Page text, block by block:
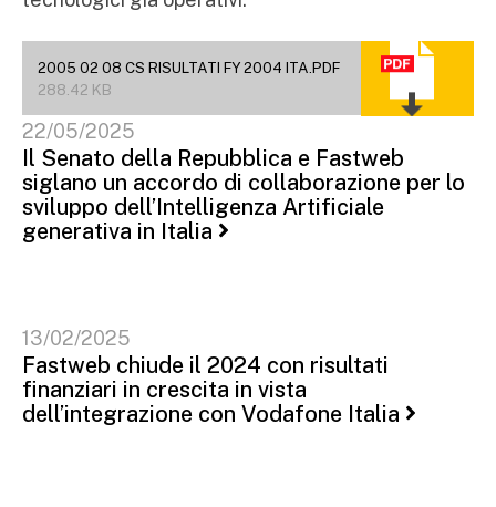
2005 02 08 CS RISULTATI FY 2004 ITA.PDF
288.42 KB
22/05/2025
Il Senato della Repubblica e Fastweb
siglano un accordo di collaborazione per lo
sviluppo dell’Intelligenza Artificiale
generativa in Italia
13/02/2025
Fastweb chiude il 2024 con risultati
finanziari in crescita in vista
dell’integrazione con Vodafone Italia